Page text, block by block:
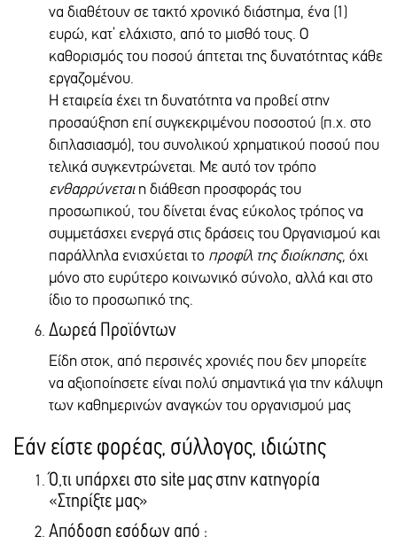
ATM (Cash Points)
Κάντε την δωρεά σας με μεταφορά ποσού μέσω των CASH POINTS με
τη χρησιμοποίηση των μηχανημάτων ΑΤΜ (με χρήση ΙΒΑΝ)
BANK ACCOUNT
144-11-5001-000012
GR7501401440144115001000012
BANK'S INTERNATIONAL SWIFT CODE
CRBAGRAA
BENEFICIARY NAME OF THE ACCOUNT
"THE SMILE OF THE CHILD" (TO HAMOGELO TOY PAIDIOU)
BANK'S ADDRESS
60 KIFISSIAS AV., 15125, AMAROUSSION, GREECE
BANK COUNTRY
GREECE
BRANCH CODE
να διαθέτουν σε τακτό χρονικό διάστημα, ένα (1)
ευρώ, κατ’ ελάχιστο, από το μισθό τους. Ο
καθορισμός του ποσού άπτεται της δυνατότητας κάθε
εργαζομένου.
Η εταιρεία έχει τη δυνατότητα να προβεί στην
προσαύξηση επί συγκεκριμένου ποσοστού (π.χ. στο
διπλασιασμό), του συνολικού χρηματικού ποσού που
τελικά συγκεντρώνεται. Με αυτό τον τρόπο
ενθαρρύνεταιη διάθεση προσφοράς του
προσωπικού, του δίνεται ένας εύκολος τρόπος να
συμμετάσχει ενεργά στις δράσεις του Οργανισμού και
παράλληλα ενισχύεται το προφίλ της διοίκησης, όχι
μόνο στο ευρύτερο κοινωνικό σύνολο, αλλά και στο
ίδιο το προσωπικό της.
Δωρεά Προϊόντων
Είδη στοκ, από περσινές χρονιές που δεν μπορείτε
να αξιοποίησετε είναι πολύ σημαντικά για την κάλυψη
των καθημερινών αναγκών του οργανισμού μας
Εάν είστε φορέας, σύλλογος, ιδιώτης
Ό,τι υπάρχει στο site μας στην κατηγορία
«Στηρίξτε μας»
Απόδοση εσόδων από :